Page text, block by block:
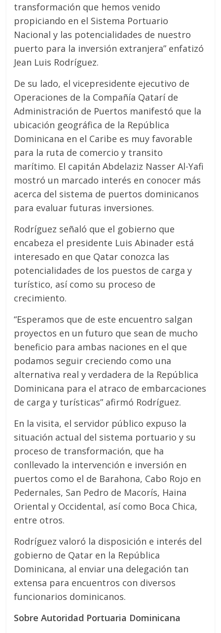
transformación que hemos venido
propiciando en el Sistema Portuario
Nacional y las potencialidades de nuestro
puerto para la inversión extranjera” enfatizó
Jean Luis Rodríguez.
De su lado, el vicepresidente ejecutivo de
Operaciones de la Compañía Qatarí de
Administración de Puertos manifestó que la
ubicación geográfica de la República
Dominicana en el Caribe es muy favorable
para la ruta de comercio y transito
marítimo. El capitán Abdelaziz Nasser Al-Yafi
mostró un marcado interés en conocer más
acerca del sistema de puertos dominicanos
para evaluar futuras inversiones.
Rodríguez señaló que el gobierno que
encabeza el presidente Luis Abinader está
interesado en que Qatar conozca las
potencialidades de los puestos de carga y
turístico, así como su proceso de
crecimiento.
“Esperamos que de este encuentro salgan
proyectos en un futuro que sean de mucho
beneficio para ambas naciones en el que
podamos seguir creciendo como una
alternativa real y verdadera de la República
Dominicana para el atraco de embarcaciones
de carga y turísticas” afirmó Rodríguez.
En la visita, el servidor público expuso la
situación actual del sistema portuario y su
proceso de transformación, que ha
conllevado la intervención e inversión en
puertos como el de Barahona, Cabo Rojo en
Pedernales, San Pedro de Macorís, Haina
Oriental y Occidental, así como Boca Chica,
entre otros.
Rodríguez valoró la disposición e interés del
gobierno de Qatar en la República
Dominicana, al enviar una delegación tan
extensa para encuentros con diversos
funcionarios dominicanos.
Sobre Autoridad Portuaria Dominicana